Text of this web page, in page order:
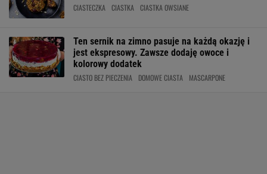
CIASTECZKA CIASTKA CIASTKA OWSIANE
Ten sernik na zimno pasuje na każdą okazję i
jest ekspresowy. Zawsze dodaję owoce i
kolorowy dodatek
CIASTO BEZ PIECZENIA DOMOWE CIASTA MASCARPONE